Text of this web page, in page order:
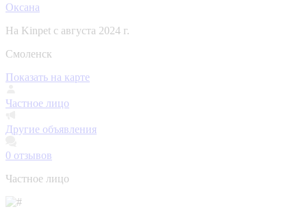
Оксана
На Kinpet c августа 2024 г.
Смоленск
Показать на карте
Частное лицо
Другие объявления
0 отзывов
Частное лицо